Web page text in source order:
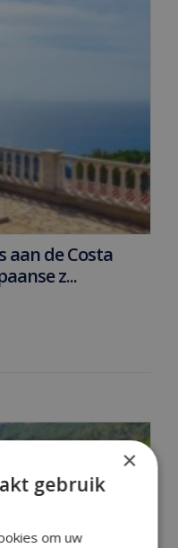
aan de Costa
z...
×
gebruik
om uw